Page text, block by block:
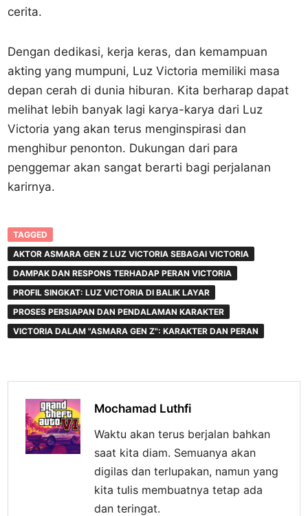
cerita.
Dengan dedikasi, kerja keras, dan kemampuan
akting yang mumpuni, Luz Victoria memiliki masa
depan cerah di dunia hiburan. Kita berharap dapat
melihat lebih banyak lagi karya-karya dari Luz
Victoria yang akan terus menginspirasi dan
menghibur penonton. Dukungan dari para
penggemar akan sangat berarti bagi perjalanan
karirnya.
TAGGED
AKTOR ASMARA GEN Z LUZ VICTORIA SEBAGAI VICTORIA
DAMPAK DAN RESPONS TERHADAP PERAN VICTORIA
PROFIL SINGKAT: LUZ VICTORIA DI BALIK LAYAR
PROSES PERSIAPAN DAN PENDALAMAN KARAKTER
VICTORIA DALAM "ASMARA GEN Z": KARAKTER DAN PERAN
Mochamad Luthfi
Waktu akan terus berjalan bahkan
saat kita diam. Semuanya akan
digilas dan terlupakan, namun yang
kita tulis membuatnya tetap ada
dan teringat.